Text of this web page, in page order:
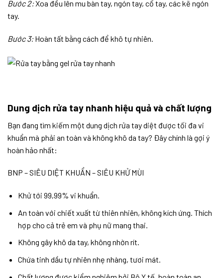
Bước 2:Xoa đều lên mu bàn tay, ngón tay, cổ tay, các kẽ ngón
tay.
Bước 3:Hoàn tất bằng cách để khô tự nhiên.
Dung dịch rửa tay nhanh hiệu quả và chất lượng
Bạn đang tìm kiếm một dung dịch rửa tay diệt được tối đa vi
khuẩn mà phải an toàn và không khô da tay? Đây chính là gợi ý
hoàn hảo nhất:
BNP – SIÊU DIỆT KHUẨN – SIÊU KHỬ MÙI
Khử tới 99,99% vi khuẩn.
An toàn với chiết xuất từ thiên nhiên, không kích ứng. Thích
hợp cho cả trẻ em và phụ nữ mang thai.
Không gây khô da tay, không nhờn rít.
Chứa tinh dầu tự nhiên nhẹ nhàng, tươi mát.